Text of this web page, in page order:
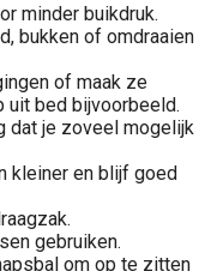
minder buikdruk.
bukken of omdraaien
of maak ze
uit bed bijvoorbeeld.
dat je zoveel mogelijk
kleiner en blijf goed
gebruiken.
om op te zitten